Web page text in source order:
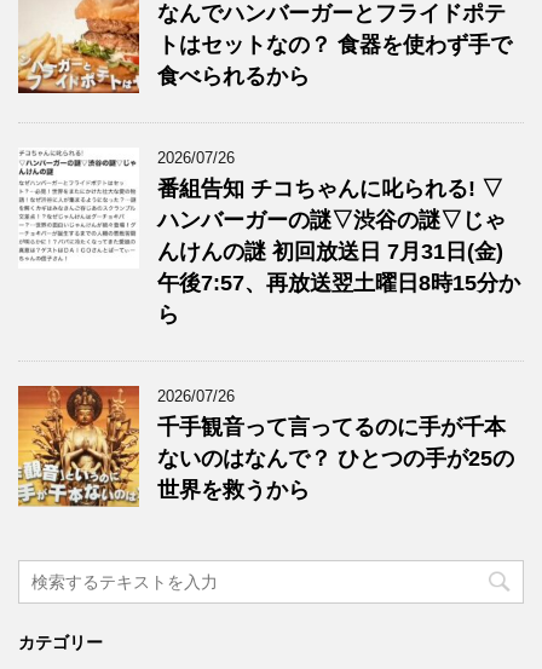
なんでハンバーガーとフライドポテ
トはセットなの？ 食器を使わず手で
食べられるから
2026/07/26
番組告知 チコちゃんに叱られる! ▽
ハンバーガーの謎▽渋谷の謎▽じゃ
んけんの謎 初回放送日 7月31日(金)
午後7:57、再放送翌土曜日8時15分か
ら
2026/07/26
千手観音って言ってるのに手が千本
ないのはなんで？ ひとつの手が25の
世界を救うから
カテゴリー